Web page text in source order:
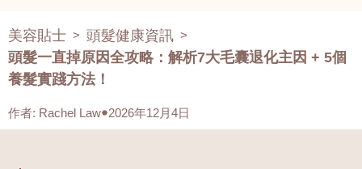
美容貼士 > 頭髮健康資訊 >
頭髮一直掉原因全攻略：解析7大毛囊退化主因 + 5個
養髮實踐方法！
作者: Rachel Law 2026年12月4日